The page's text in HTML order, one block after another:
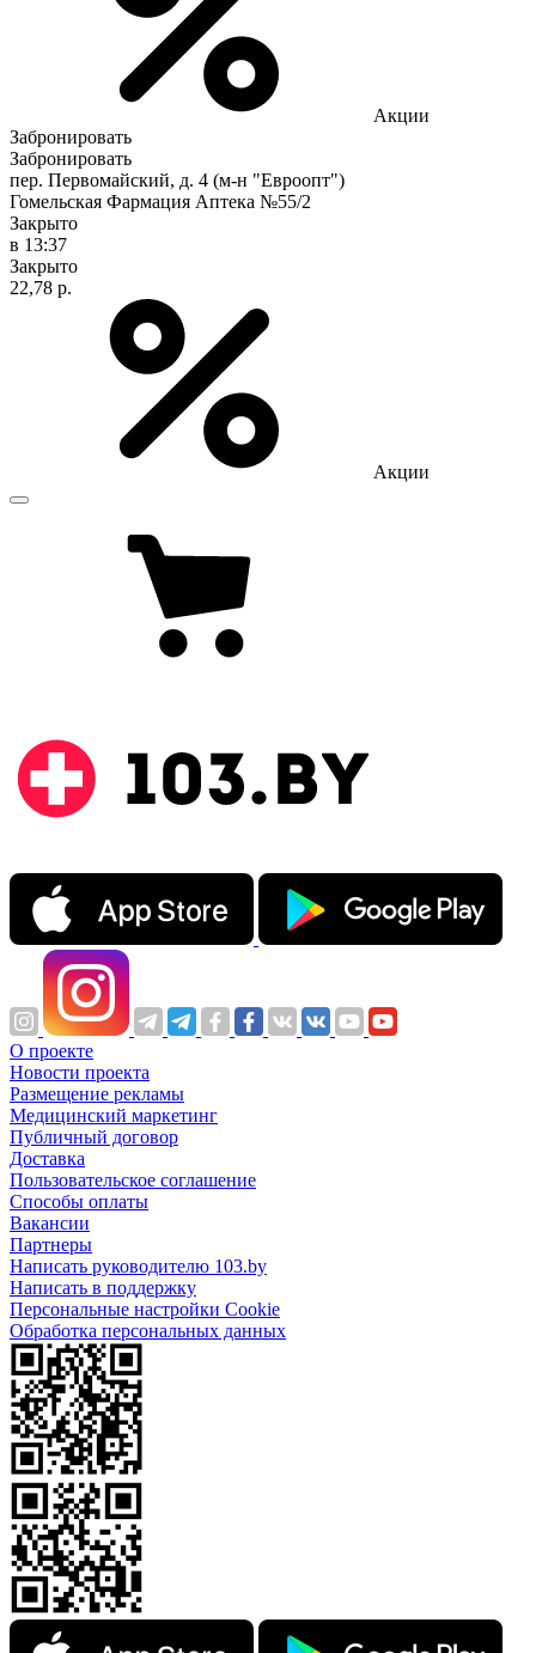
Акции
Забронировать
Забронировать
пер. Первомайский, д. 4 (м-н "Евроопт")
Гомельская Фармация Аптека №55/2
Закрыто
в 13:37
Закрыто
22,78 р.
Акции
О проекте
Новости проекта
Размещение рекламы
Медицинский маркетинг
Публичный договор
Доставка
Пользовательское соглашение
Способы оплаты
Вакансии
Партнеры
Написать руководителю 103.by
Написать в поддержку
Персональные настройки Cookie
Обработка персональных данных